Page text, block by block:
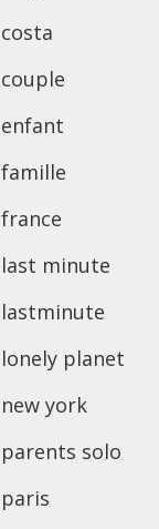
costa
couple
enfant
famille
france
last minute
lastminute
lonely planet
new york
parents solo
paris